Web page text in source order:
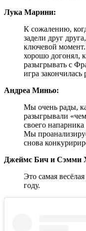
Лука Марини:
К сожалению,
задели друг
ключевой
хорошо догонял,
разыгрывать с
игра
Андреа Миньо:
Мы очень рады,
разыгрывали
своего
Мы
снова
Джеймс Бич и Сэмми
Это самая
году.